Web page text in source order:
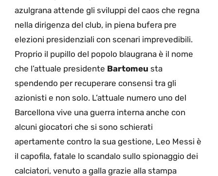
azulgrana attende gli sviluppi del caos che regna
nella dirigenza del club, in piena bufera pre
elezioni presidenziali con scenari imprevedibili.
Proprio il pupillo del popolo blaugrana è il nome
che l’attuale presidente Bartomeu sta
spendendo per recuperare consensi tra gli
azionisti e non solo. L’attuale numero uno del
Barcellona vive una guerra interna anche con
alcuni giocatori che si sono schierati
apertamente contro la sua gestione, Leo Messi è
il capofila, fatale lo scandalo sullo spionaggio dei
calciatori, venuto a galla grazie alla stampa